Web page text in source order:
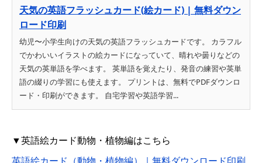
天気の英語フラッシュカード(絵カード) | 無料ダウン
ロード印刷
幼児〜小学生向けの天気の英語フラッシュカードです。 カラフル
でかわいいイラストの絵カードになっていて、晴れや曇りなどの
天気の英単語を学べます。 英単語を覚えたり、発音の練習や英単
語の綴りの学習にも使えます。 プリントは、無料でPDFダウンロ
ード・印刷ができます。 自宅学習や英語学習...
▼英語絵カード動物・植物編はこちら